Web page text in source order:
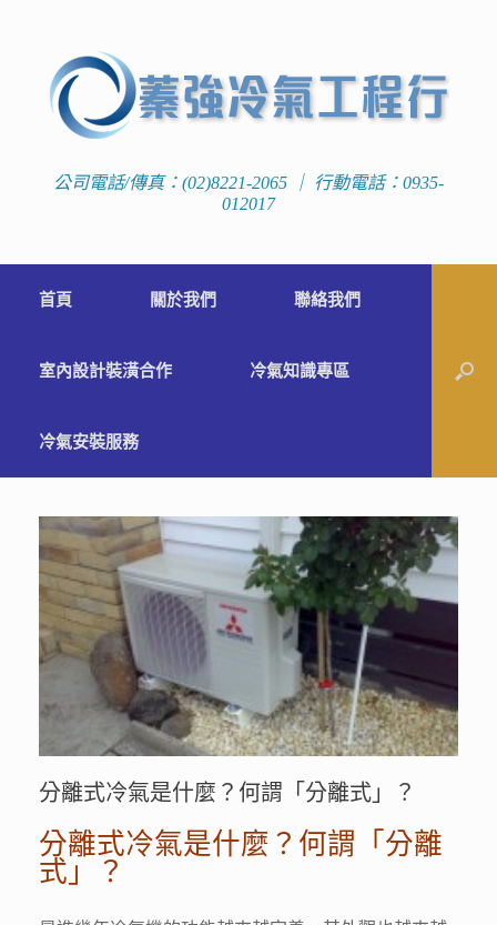
公司電話/傳真：(02)8221-2065 ｜ 行動電話：0935-
012017
首頁 關於我們 聯絡我們
室內設計裝潢合作 冷氣知識專區
冷氣安裝服務
分離式冷氣是什麼？何謂「分離式」？
分離式冷氣是什麼？何謂「分離
式」？